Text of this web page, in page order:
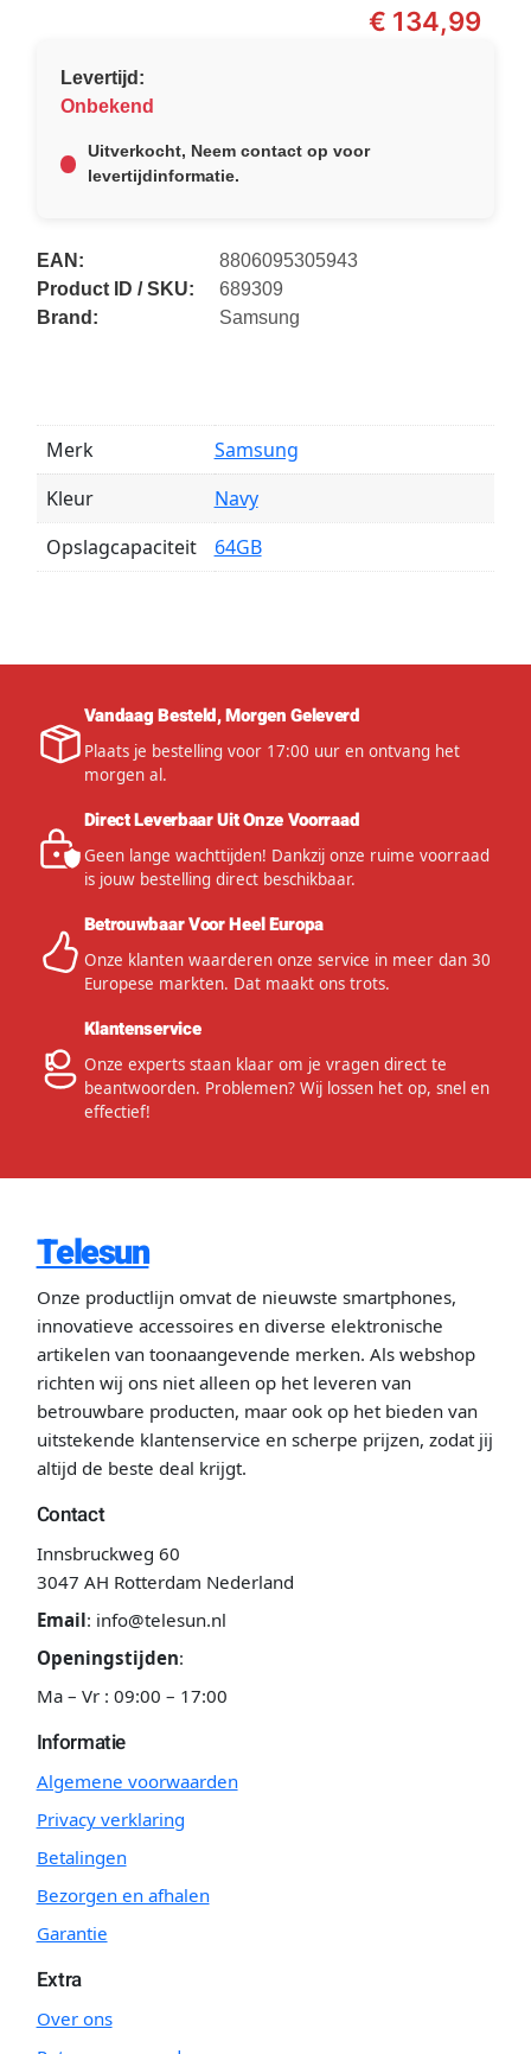
€ 134,99
Levertijd:
Onbekend
Uitverkocht, Neem contact op voor
levertijdinformatie.
EAN:
8806095305943
Product ID / SKU:
689309
Brand:
Samsung
Merk
Samsung
Kleur
Navy
Opslagcapaciteit
64GB
Vandaag Besteld, Morgen Geleverd
Plaats je bestelling voor 17:00 uur en ontvang het
morgen al.
Direct Leverbaar Uit Onze Voorraad
Geen lange wachttijden! Dankzij onze ruime voorraad
is jouw bestelling direct beschikbaar.
Betrouwbaar Voor Heel Europa
Onze klanten waarderen onze service in meer dan 30
Europese markten. Dat maakt ons trots.
Klantenservice
Onze experts staan klaar om je vragen direct te
beantwoorden. Problemen? Wij lossen het op, snel en
effectief!
Telesun
Onze productlijn omvat de nieuwste smartphones,
innovatieve accessoires en diverse elektronische
artikelen van toonaangevende merken. Als webshop
richten wij ons niet alleen op het leveren van
betrouwbare producten, maar ook op het bieden van
uitstekende klantenservice en scherpe prijzen, zodat jij
altijd de beste deal krijgt.
Contact
Innsbruckweg 60
3047 AH Rotterdam Nederland
Email: info@telesun.nl
Openingstijden:
Ma – Vr : 09:00 – 17:00
Informatie
Algemene voorwaarden
Privacy verklaring
Betalingen
Bezorgen en afhalen
Garantie
Extra
Over ons